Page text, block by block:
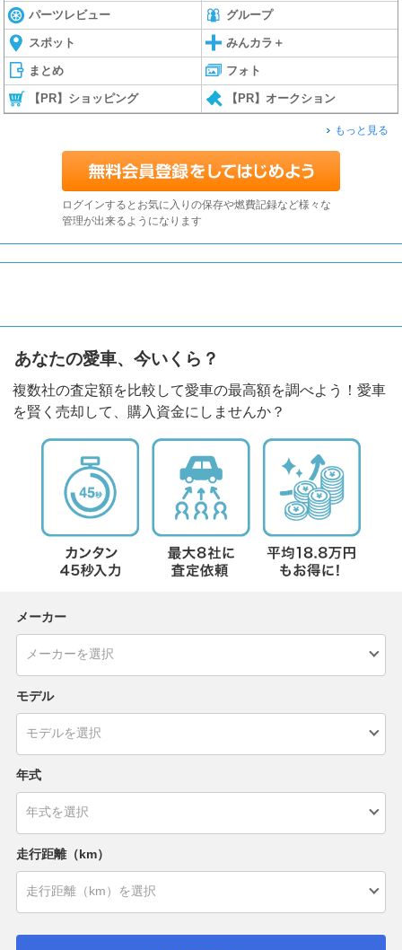
パーツレビュー グループ
スポット みんカラ＋
まとめ フォト
【PR】ショッピング 【PR】オークション
もっと見る
ログインするとお気に入りの保存や燃費記録など様々な
管理が出来るようになります
あなたの愛車、今いくら？
複数社の査定額を比較して愛車の最高額を調べよう！愛車
を賢く売却して、購入資金にしませんか？
メーカー
モデル
年式
走行距離（km）